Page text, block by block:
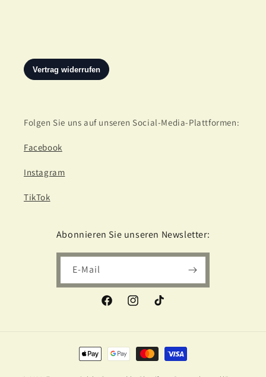
Folgen Sie uns auf unseren Social-Media-Plattformen:
Facebook
Instagram
TikTok
Abonnieren Sie unseren Newsletter:
E-Mail
FacebookInstagramTikTok
Zahlungsmethoden